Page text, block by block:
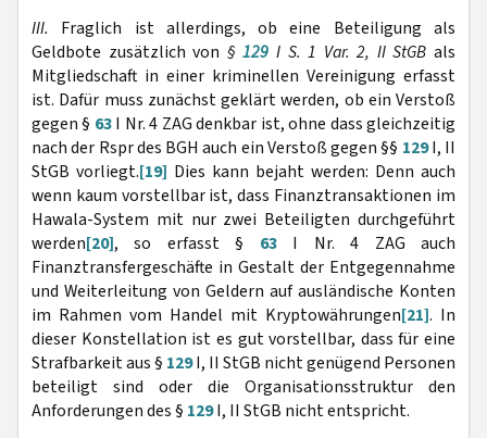
III. Fraglich ist allerdings, ob eine Beteiligung als
Geldbote zusätzlich von §129 I S. 1 Var. 2, II StGB als
Mitgliedschaft in einer kriminellen Vereinigung erfasst
ist. Dafür muss zunächst geklärt werden, ob ein Verstoß
gegen § 63I Nr. 4 ZAG denkbar ist, ohne dass gleichzeitig
nach der Rspr des BGH auch ein Verstoß gegen §§ 129I, II
StGB vorliegt.[19] Dies kann bejaht werden: Denn auch
wenn kaum vorstellbar ist, dass Finanztransaktionen im
Hawala-System mit nur zwei Beteiligten durchgeführt
werden[20], so erfasst § 63I Nr. 4 ZAG auch
Finanztransfergeschäfte in Gestalt der Entgegennahme
und Weiterleitung von Geldern auf ausländische Konten
im Rahmen vom Handel mit Kryptowährungen[21]. In
dieser Konstellation ist es gut vorstellbar, dass für eine
Strafbarkeit aus § 129I, II StGB nicht genügend Personen
beteiligt sind oder die Organisationsstruktur den
Anforderungen des § 129I, II StGB nicht entspricht.